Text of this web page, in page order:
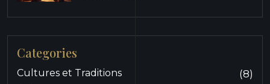
Categories
Cultures et Traditions (8)